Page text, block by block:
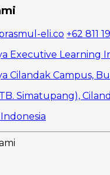
eli.co +62 811
Executive Learning
Cilandak Campus,
Simatupang),